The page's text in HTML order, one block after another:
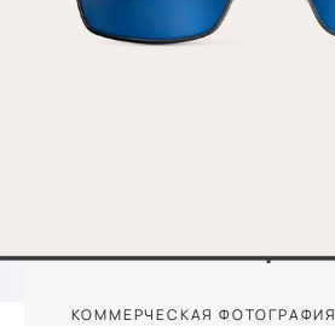
КОММЕРЧЕСКАЯ ФОТОГРАФИЯ